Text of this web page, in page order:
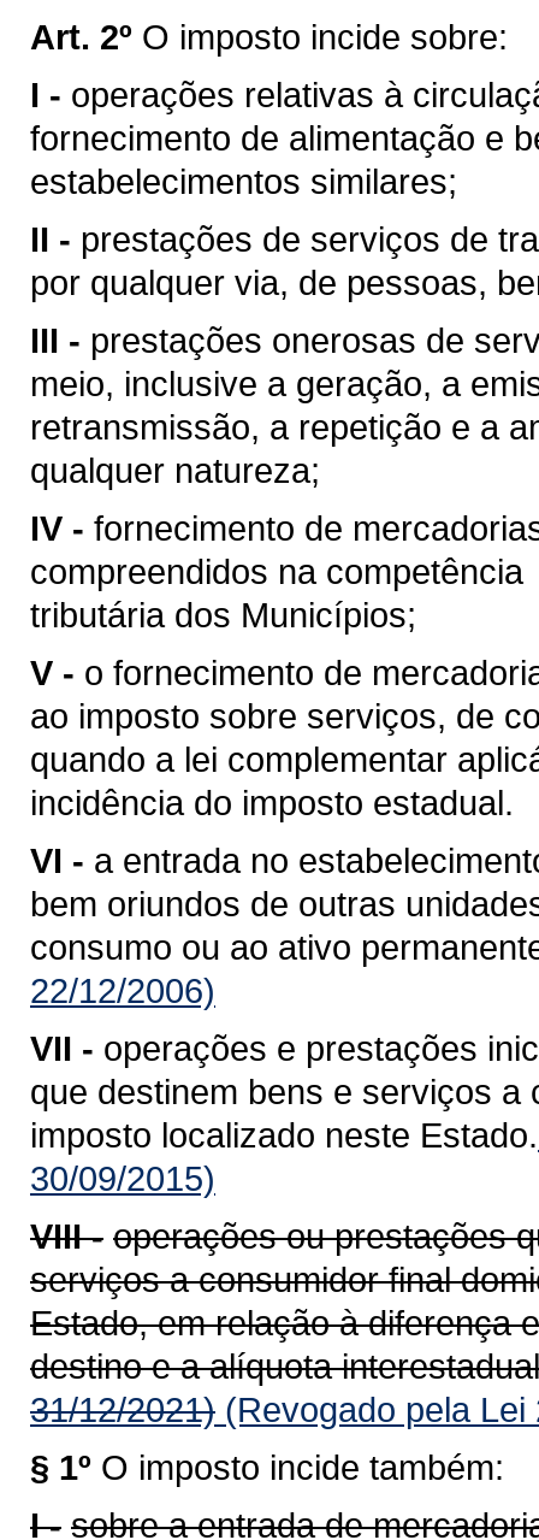
Art. 2º O imposto incide sobre:
I - operações relativas à
fornecimento de alimentação e
estabelecimentos similares;
II - prestações de serviços de
por qualquer via, de pessoas,
III - prestações onerosas de
meio, inclusive a geração, a
retransmissão, a repetição e a
qualquer natureza;
IV - fornecimento de
compreendidos na competência
tributária dos Municípios;
V - o fornecimento de
ao imposto sobre serviços, de
quando a lei complementar
incidência do imposto estadual.
VI - a entrada no
bem oriundos de outras
consumo ou ao ativo
22/12/2006)
VII - operações e prestações
que destinem bens e serviços a
imposto localizado neste Estado.
30/09/2015)
VIII - operações ou prestações
serviços a consumidor final
Estado, em relação à diferença
destino e a alíquota
31/12/2021) (Revogado pela
§ 1º O imposto incide também:
I - sobre a entrada de